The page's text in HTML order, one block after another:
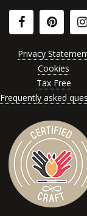
Privacy
Cookies
Tax Free
Frequently asked